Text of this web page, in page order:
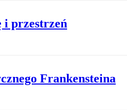
i przestrzeń
Frankensteina